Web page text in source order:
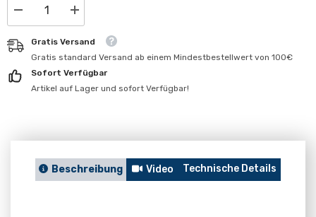
verringern
LED
Birne
E27
Menge
erhöhen
LED
Birne
E27
Gratis Versand
Gratis standard Versand ab einem Mindestbestellwert von 100€
Sofort Verfügbar
Artikel auf Lager und sofort Verfügbar!
Beschreibung Video Technische Details